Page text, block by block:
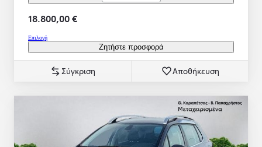
18.800,00 €
Επιλογή
Ζητήστε προσφορά
Σύγκριση Αποθήκευση